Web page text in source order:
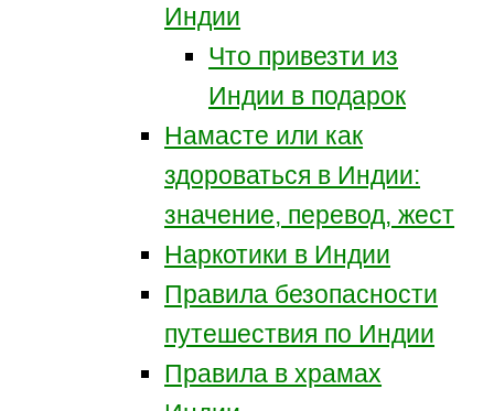
Индии
Что привезти из
Индии в подарок
Намасте или как
здороваться в Индии:
значение, перевод, жест
Наркотики в Индии
Правила безопасности
путешествия по Индии
Правила в храмах